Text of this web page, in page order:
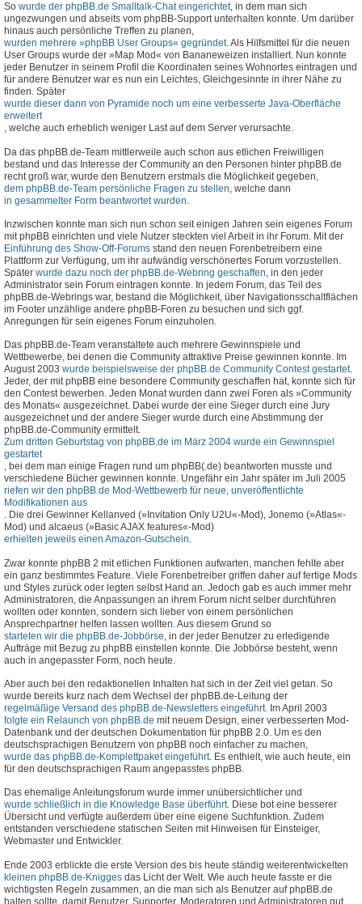
So wurde der phpBB.de Smalltalk-Chat eingerichtet, in dem man sich
ungezwungen und abseits vom phpBB-Support unterhalten konnte. Um darüber
hinaus auch persönliche Treffen zu planen,
wurden mehrere »phpBB User Groups« gegründet. Als Hilfsmittel für die neuen
User Groups wurde der »Map Mod« von Bananeweizen installiert. Nun konnte
jeder Benutzer in seinem Profil die Koordinaten seines Wohnortes eintragen und
für andere Benutzer war es nun ein Leichtes, Gleichgesinnte in ihrer Nähe zu
finden. Später
wurde dieser dann von Pyramide noch um eine verbesserte Java-Oberfläche
erweitert
, welche auch erheblich weniger Last auf dem Server verursachte.
Da das phpBB.de-Team mittlerweile auch schon aus etlichen Freiwilligen
bestand und das Interesse der Community an den Personen hinter phpBB.de
recht groß war, wurde den Benutzern erstmals die Möglichkeit gegeben,
dem phpBB.de-Team persönliche Fragen zu stellen , welche dann
in gesammelter Form beantwortet wurden
Inzwischen konnte man sich nun schon seit einigen Jahren sein eigenes Forum
mit phpBB einrichten und viele Nutzer steckten viel Arbeit in ihr Forum. Mit der
Einführung des Show-Off-Forums stand den neuen Forenbetreibern eine
Plattform zur Verfügung, um ihr aufwändig verschönertes Forum vorzustellen.
Später wurde dazu noch der phpBB.de-Webring geschaffen, in den jeder
Administrator sein Forum eintragen konnte. In jedem Forum, das Teil des
phpBB.de-Webrings war, bestand die Möglichkeit, über Navigationsschaltflächen
im Footer unzählige andere phpBB-Foren zu besuchen und sich ggf.
Anregungen für sein eigenes Forum einzuholen.
Das phpBB.de-Team veranstaltete auch mehrere Gewinnspiele und
Wettbewerbe, bei denen die Community attraktive Preise gewinnen konnte. Im
August 2003 wurde beispielsweise der phpBB.de Community Contest gestartet.
Jeder, der mit phpBB eine besondere Community geschaffen hat, konnte sich für
den Contest bewerben. Jeden Monat wurden dann zwei Foren als »Community
des Monats« ausgezeichnet. Dabei wurde der eine Sieger durch eine Jury
ausgezeichnet und der andere Sieger wurde durch eine Abstimmung der
phpBB.de-Community ermittelt.
Zum dritten Geburtstag von phpBB.de im März 2004 wurde ein Gewinnspiel
gestartet
, bei dem man einige Fragen rund um phpBB(.de) beantworten musste und
verschiedene Bücher gewinnen konnte. Ungefähr ein Jahr später im Juli 2005
riefen wir den phpBB.de Mod-Wettbewerb für neue, unveröffentlichte
Modifikationen aus
. Die drei Gewinner Kellanved (»Invitation Only U2U«-Mod), Jonemo (»Atlas«-
Mod) und alcaeus (»Basic AJAX features«-Mod)
erhielten jeweils einen Amazon-Gutschein.
Zwar konnte phpBB 2 mit etlichen Funktionen aufwarten, manchen fehlte aber
ein ganz bestimmtes Feature. Viele Forenbetreiber griffen daher auf fertige Mods
und Styles zurück oder legten selbst Hand an. Jedoch gab es auch immer mehr
Administratoren, die Anpassungen an ihrem Forum nicht selber durchführen
wollten oder konnten, sondern sich lieber von einem persönlichen
Ansprechpartner helfen lassen wollten. Aus diesem Grund so
starteten wir die phpBB.de-Jobbörse , in der jeder Benutzer zu erledigende
Aufträge mit Bezug zu phpBB einstellen konnte. Die Jobbörse besteht, wenn
auch in angepasster Form, noch heute.
Aber auch bei den redaktionellen Inhalten hat sich in der Zeit viel getan. So
wurde bereits kurz nach dem Wechsel der phpBB.de-Leitung der
regelmäßige Versand des phpBB.de-Newsletters eingeführt. Im April 2003
folgte ein Relaunch von phpBB.de mit neuem Design, einer verbesserten Mod-
Datenbank und der deutschen Dokumentation für phpBB 2.0. Um es den
deutschsprachigen Benutzern von phpBB noch einfacher zu machen,
wurde das phpBB.de-Komplettpaket eingeführt. Es enthielt, wie auch heute, ein
für den deutschsprachigen Raum angepasstes phpBB.
Das ehemalige Anleitungsforum wurde immer unübersichtlicher und
wurde schließlich in die Knowledge Base überführt. Diese bot eine besserer
Übersicht und verfügte außerdem über eine eigene Suchfunktion. Zudem
entstanden verschiedene statischen Seiten mit Hinweisen für Einsteiger,
Webmaster und Entwickler.
Ende 2003 erblickte die erste Version des bis heute ständig weiterentwickelten
kleinen phpBB.de-Knigges das Licht der Welt. Wie auch heute fasste er die
wichtigsten Regeln zusammen, an die man sich als Benutzer auf phpBB.de
halten sollte, damit Benutzer, Supporter, Moderatoren und Administratoren gut